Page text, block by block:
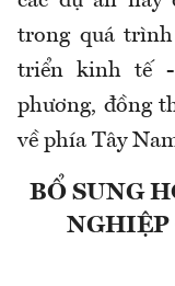
trong quá
triển kinh tế
phương, đồng
về phía Tây
BỔ SUNG
NGHIỆP